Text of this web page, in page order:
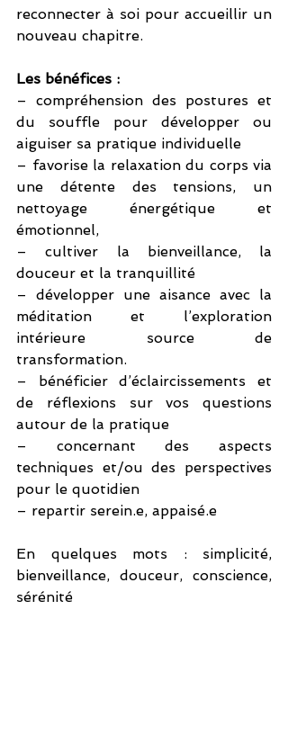
reconnecter à soi pour accueillir un
nouveau chapitre.
Les bénéfices :
– compréhension des postures et
du souffle pour développer ou
aiguiser sa pratique individuelle
– favorise la relaxation du corps via
une détente des tensions, un
nettoyage énergétique et
émotionnel,
– cultiver la bienveillance, la
douceur et la tranquillité
– développer une aisance avec la
méditation et l’exploration
intérieure source de
transformation.
– bénéficier d’éclaircissements et
de réflexions sur vos questions
autour de la pratique
– concernant des aspects
techniques et/ou des perspectives
pour le quotidien
– repartir serein.e, appaisé.e
En quelques mots : simplicité,
bienveillance, douceur, conscience,
sérénité